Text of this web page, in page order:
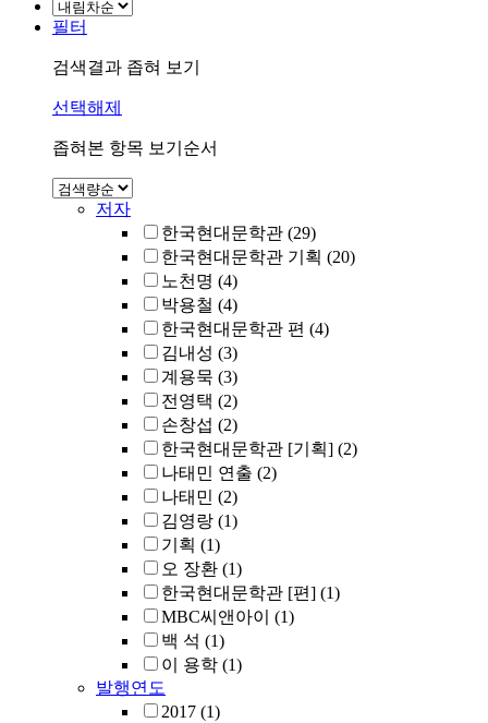
필터
검색결과 좁혀 보기
선택해제
좁혀본 항목 보기순서
저자
한국현대문학관 (29)
한국현대문학관 기획 (20)
노천명 (4)
박용철 (4)
한국현대문학관 편 (4)
김내성 (3)
계용묵 (3)
전영택 (2)
손창섭 (2)
한국현대문학관 [기획] (2)
나태민 연출 (2)
나태민 (2)
김영랑 (1)
기획 (1)
오 장환 (1)
한국현대문학관 [편] (1)
MBC씨앤아이
(1)
백 석 (1)
이 용학 (1)
발행연도
2017 (1)